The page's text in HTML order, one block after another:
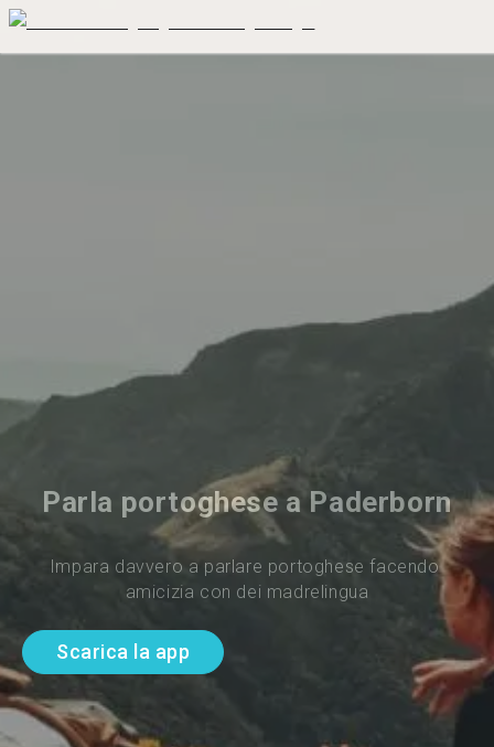
Parla portoghese a Paderborn
Impara davvero a parlare portoghese facendo
amicizia con dei madrelingua
Scarica la app